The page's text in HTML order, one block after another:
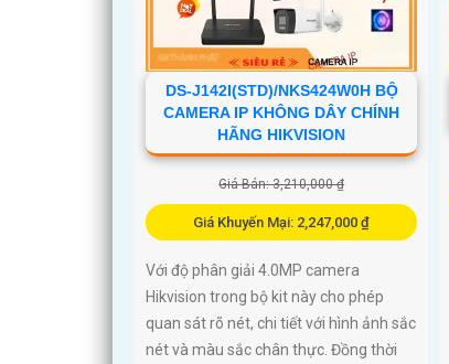
DS-J142I(STD)/NKS424W0H BỘ
CAMERA IP KHÔNG DÂY CHÍNH
HÃNG HIKVISION
Giá Bán: 3,210,000 ₫
Giá Khuyến Mại: 2,247,000 ₫
Với độ phân giải 4.0MP camera
Hikvision trong bộ kit này cho phép
quan sát rõ nét, chi tiết với hình ảnh sắc
nét và màu sắc chân thực. Đồng thời